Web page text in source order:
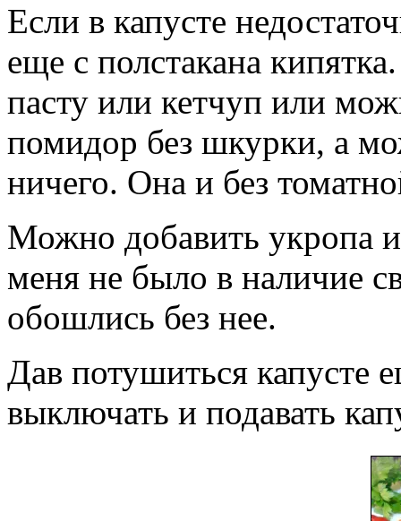
Если в капусте
еще с полстакана
пасту или кетчуп или
помидор без шкурки, а
ничего. Она и без
Можно добавить укропа
меня не было в наличие
обошлись без нее.
Дав потушиться капусте
выключать и подавать